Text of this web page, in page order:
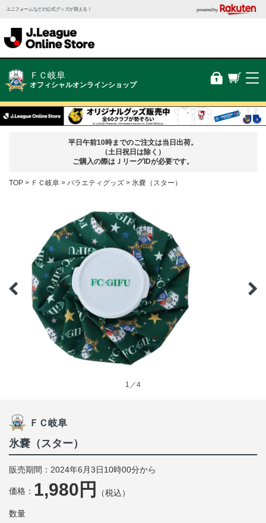
ユニフォームなどの公式グッズが買える！ powered by
ＦＣ岐阜
オフィシャルオンラインショップ
平日午前10時までのご注文は当日出荷。
（土日祝日は除く）
ご購入の際はＪリーグIDが必要です。
TOP ＦＣ岐阜 バラエティグッズ 氷嚢（スター）
1／4
ＦＣ岐阜
氷嚢（スター）
販売期間：2024年6月3日10時00分から
価格： 1,980円 （税込）
数量